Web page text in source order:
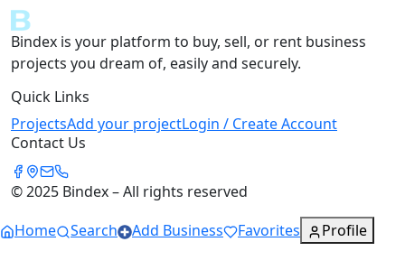
Bindex is your platform to buy, sell, or rent business
projects you dream of, easily and securely.
Quick Links
ProjectsAdd your projectLogin / Create Account
Contact Us
© 2025 Bindex – All rights reserved
Home
Search Add Business Favorites Profile